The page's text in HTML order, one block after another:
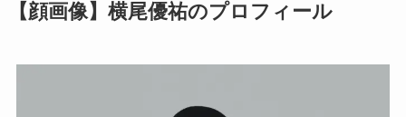
【顔画像】横尾優祐のプロフィール